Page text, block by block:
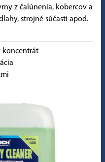
z čalúnenia, kobercov a
strojné súčasti apod.
koncentrát